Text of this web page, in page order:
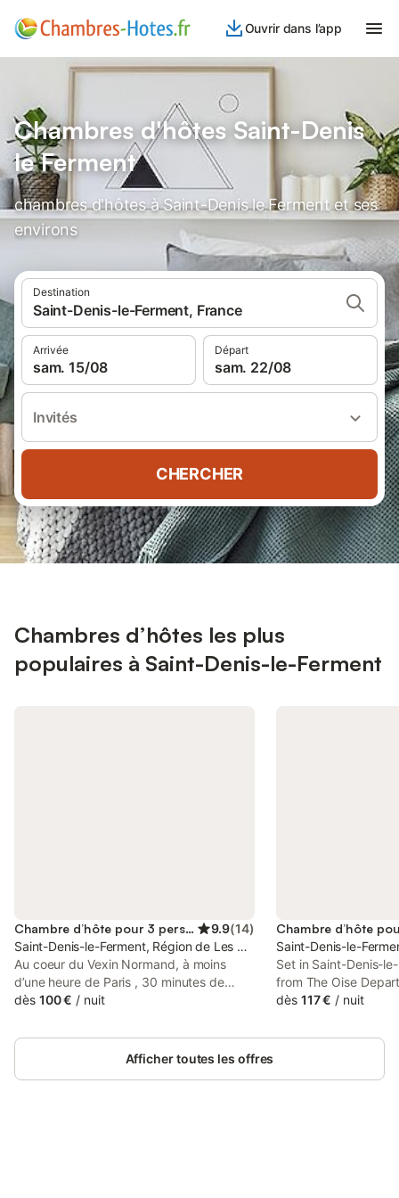
Ouvrir dans l’app
Chambres d'hôtes Saint-Denis
le Ferment
chambres d'hôtes à Saint-Denis le Ferment et ses
environs
Destination
Saint-Denis-le-Ferment, France
Arrivée
sam. 15/08
Départ
sam. 22/08
Invités
CHERCHER
Chambres d’hôtes les plus
populaires à Saint-Denis-le-Ferment
Chambre d’hôte pour 3 personnes 9.9(14)
Saint-Denis-le-Ferment, Région de Les Andelys
Au coeur du Vexin Normand, à moins
d’une heure de Paris , 30 minutes de
Giverny, et 20 minutes de Lyons La Forêt,
normande du XVIIIe siècle et ses
dépendances, bordées par la rivière La
dès 100 € / nuit
Chambre d’hôte
Saint-Denis-le-
Set in Saint-Denis-
from The Oise
Lévrière Chambres
access. The
dès 117 € / nuit
Afficher toutes les offres